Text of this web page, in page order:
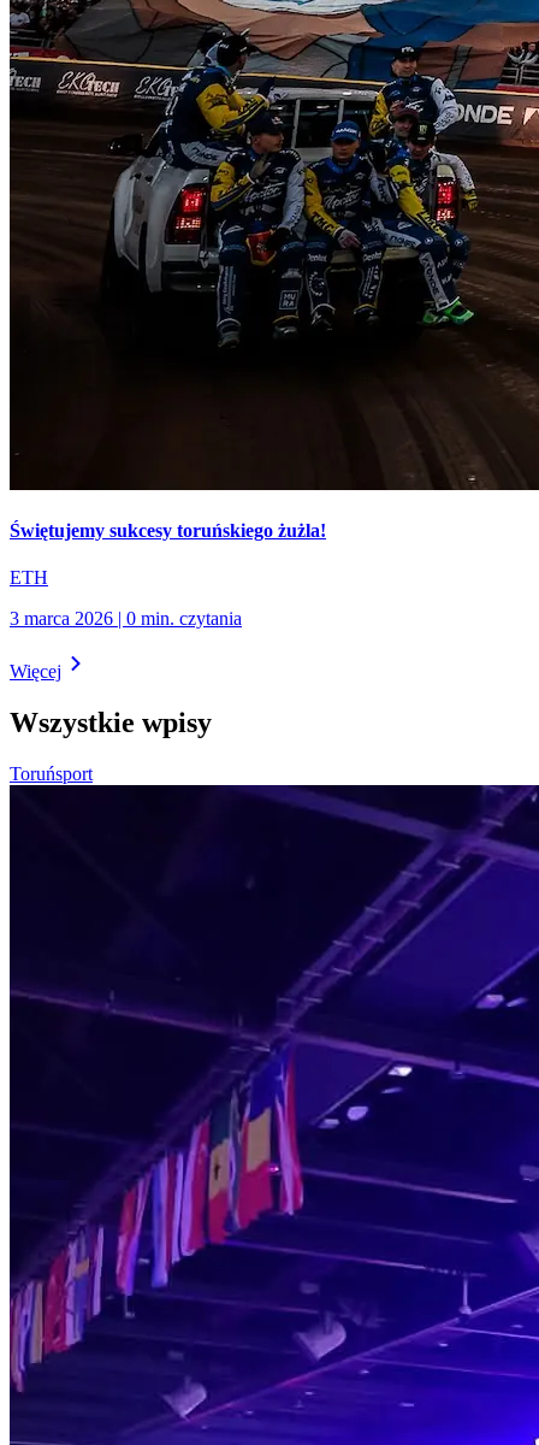
Świętujemy sukcesy toruńskiego żużla!
ETH
3 marca 2026 | 0 min. czytania
Więcej
Wszystkie wpisy
Toruńsport